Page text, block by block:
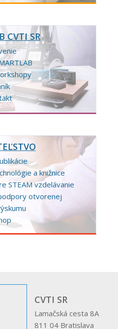
CVTI SR
a knižnice
STEAM vzdelávanie
otvorenej
CVTI SR
Lamačská cesta 8A
811 04 Bratislava